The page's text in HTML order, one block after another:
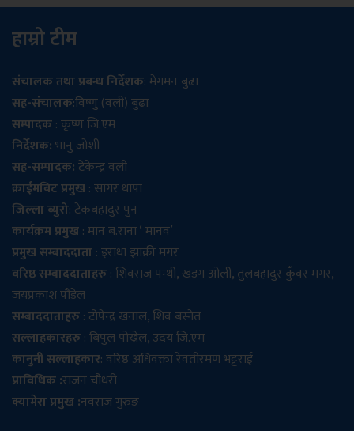
हाम्रो टीम
संचालक तथा प्रबन्ध निर्देशक: मेगमन बुढा
सह-संचालक:विष्णु (वली) बुढा
सम्पादक: कृष्ण जि.एम
निर्देशक:भानु जोशी
सह-सम्पादक:टेकेन्द्र वली
क्राईमबिट प्रमुख: सागर थापा
जिल्ला ब्युरो: टेकबहादुर पुन
कार्यक्रम प्रमुख: मान ब.राना ‘ मानव’
प्रमुख सम्बाददाता: इराधा झाक्री मगर
वरिष्ठ सम्बाददाताहरु: शिवराज पन्थी, खडग ओली, तुलबहादुर कुँवर मगर,
जयप्रकाश पौडेल
सम्बाददाताहरु: टोपेन्द्र खनाल, शिव बस्नेत
सल्लाहकारहरु: बिपुल पोख्रेल, उदय जि.एम
कानुनी सल्लाहकार: वरिष्ठ अधिवक्ता रेवतीरमण भट्टराई
प्राविधिक :राजन चौधरी
क्यामेरा प्रमुख :नवराज गुरुङ